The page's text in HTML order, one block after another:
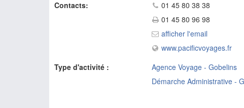
Contacts:
01 45 80 38 38
01 45 80 96 98
afficher l'email
www.pacificvoyages.fr
Type d'activité :
Agence Voyage - Gobelins
Démarche Administrative -